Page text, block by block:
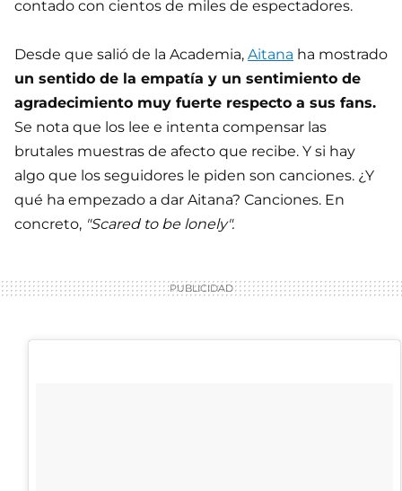
contado con cientos de miles de espectadores.
Desde que salió de la Academia, Aitana ha mostrado
un sentido de la empatía y un sentimiento de
agradecimiento muy fuerte respecto a sus fans.
Se nota que los lee e intenta compensar las
brutales muestras de afecto que recibe. Y si hay
algo que los seguidores le piden son canciones. ¿Y
qué ha empezado a dar Aitana? Canciones. En
concreto, "Scared to be lonely".